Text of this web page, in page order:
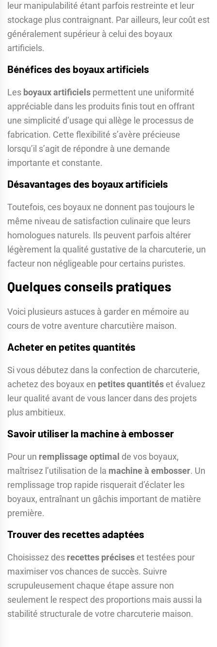
leur manipulabilité étant parfois restreinte et leur
stockage plus contraignant. Par ailleurs, leur coût est
généralement supérieur à celui des boyaux
artificiels.
Bénéfices des boyaux artificiels
Les boyaux artificiels permettent une uniformité
appréciable dans les produits finis tout en offrant
une simplicité d’usage qui allège le processus de
fabrication. Cette flexibilité s’avère précieuse
lorsqu’il s’agit de répondre à une demande
importante et constante.
Désavantages des boyaux artificiels
Toutefois, ces boyaux ne donnent pas toujours le
même niveau de satisfaction culinaire que leurs
homologues naturels. Ils peuvent parfois altérer
légèrement la qualité gustative de la charcuterie, un
facteur non négligeable pour certains puristes.
Quelques conseils pratiques
Voici plusieurs astuces à garder en mémoire au
cours de votre aventure charcutière maison.
Acheter en petites quantités
Si vous débutez dans la confection de charcuterie,
achetez des boyaux en petites quantités et évaluez
leur qualité avant de vous lancer dans des projets
plus ambitieux.
Savoir utiliser la machine à embosser
Pour un remplissage optimal de vos boyaux,
maîtrisez l’utilisation de la machine à embosser. Un
remplissage trop rapide risquerait d’éclater les
boyaux, entraînant un gâchis important de matière
première.
Trouver des recettes adaptées
Choisissez des recettes précises et testées pour
maximiser vos chances de succès. Suivre
scrupuleusement chaque étape assure non
seulement le respect des proportions mais aussi la
stabilité structurale de votre charcuterie maison.